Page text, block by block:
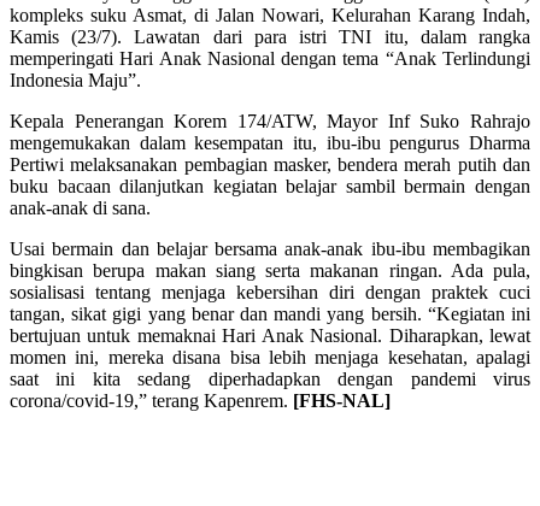
kompleks suku Asmat, di Jalan Nowari, Kelurahan Karang Indah,
Kamis (23/7). Lawatan dari para istri TNI itu, dalam rangka
memperingati Hari Anak Nasional dengan tema “Anak Terlindungi
Indonesia Maju”.
Kepala Penerangan Korem 174/ATW, Mayor Inf Suko Rahrajo
mengemukakan dalam kesempatan itu, ibu-ibu pengurus Dharma
Pertiwi melaksanakan pembagian masker, bendera merah putih dan
buku bacaan dilanjutkan kegiatan belajar sambil bermain dengan
anak-anak di sana.
Usai bermain dan belajar bersama anak-anak ibu-ibu membagikan
bingkisan berupa makan siang serta makanan ringan. Ada pula,
sosialisasi tentang menjaga kebersihan diri dengan praktek cuci
tangan, sikat gigi yang benar dan mandi yang bersih. “Kegiatan ini
bertujuan untuk memaknai Hari Anak Nasional. Diharapkan, lewat
momen ini, mereka disana bisa lebih menjaga kesehatan, apalagi
saat ini kita sedang diperhadapkan dengan pandemi virus
corona/covid-19,” terang Kapenrem. [FHS-NAL]